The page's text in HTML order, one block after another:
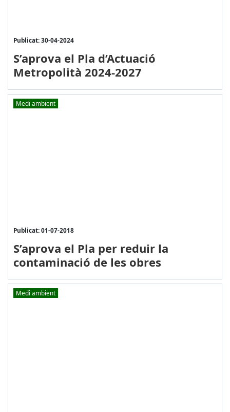
Publicat: 30-04-2024
S’aprova el Pla d’Actuació
Metropolità 2024-2027
Medi ambient
Publicat: 01-07-2018
S’aprova el Pla per reduir la
contaminació de les obres
Medi ambient